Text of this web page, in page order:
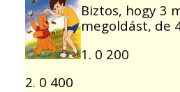
Biztos, hogy 3
megoldást, de
1. 0 200
2. 0 400